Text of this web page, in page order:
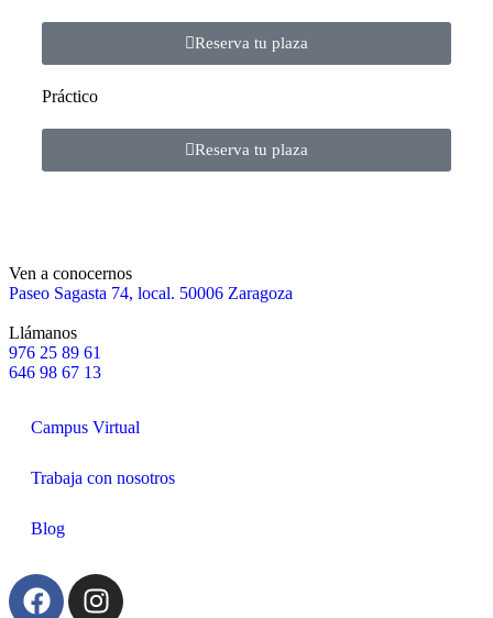
Reserva tu plaza
Práctico
Reserva tu plaza
Ven a conocernos
Paseo Sagasta 74, local. 50006 Zaragoza
Llámanos
976 25 89 61
646 98 67 13
Campus Virtual
Trabaja con nosotros
Blog